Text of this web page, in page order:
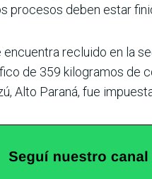
procesos deben estar
recluido en la
de 359 kilogramos de
Alto Paraná, fue